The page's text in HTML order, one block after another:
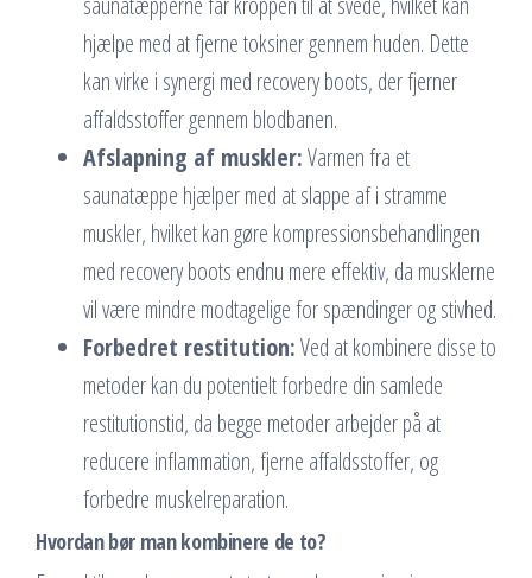
hjælpe med at fjerne toksiner gennem huden. Dette
kan virke i synergi med recovery boots, der fjerner
affaldsstoffer gennem blodbanen.
Afslapning af muskler:Varmen fra et
saunatæppe hjælper med at slappe af i stramme
muskler, hvilket kan gøre kompressionsbehandlingen
med recovery boots endnu mere effektiv, da musklerne
vil være mindre modtagelige for spændinger og stivhed.
Forbedret restitution:Ved at kombinere disse to
metoder kan du potentielt forbedre din samlede
restitutionstid, da begge metoder arbejder på at
reducere inflammation, fjerne affaldsstoffer, og
forbedre muskelreparation.
Hvordan bør man kombinere de to?